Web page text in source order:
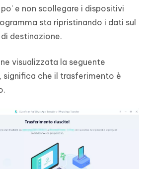
e non scollegare i dispositivi
sta ripristinando i dati sul
destinazione.
visualizzata la seguente
che il trasferimento è